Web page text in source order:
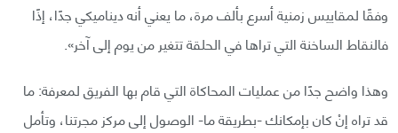
وفقًا لمقاييس زمنية أسرع بألف مرة، ما يعني أنه ديناميكي جدًا، إذًا
فالنقاط الساخنة التي تراها في الحلقة تتغير من يوم إلى آخر».
وهذا واضح جدًا من عمليات المحاكاة التي قام بها الفريق لمعرفة: ما
قد تراه إنْ كان بإمكانك -بطريقة ما- الوصول إلى مركز مجرتنا، وتأمل